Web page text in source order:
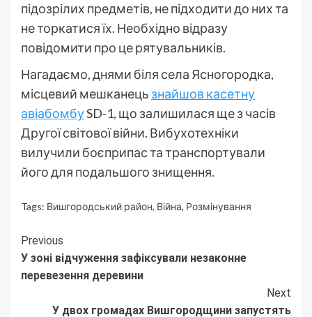
підозрілих предметів, не підходити до них та
не торкатися їх. Необхідно відразу
повідомити про це рятувальників.
Нагадаємо, днями біля села Ясногородка,
місцевий мешканець знайшов касетну
авіабомбуSD-1, що залишилася ще з часів
Другої світової війни. Вибухотехніки
вилучили боєприпас та транспортували
його для подальшого знищення.
Tags: Вишгородський район, Війна, Розмінування
Continue
Reading
Previous
У зоні відчуження зафіксували незаконне
перевезення деревини
Next
У двох громадах Вишгородщини запустять